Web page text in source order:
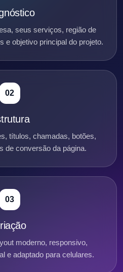
seus serviços, região de
e objetivo principal do projeto.
02
títulos, chamadas, botões,
de conversão da página.
03
moderno, responsivo,
e adaptado para celulares.